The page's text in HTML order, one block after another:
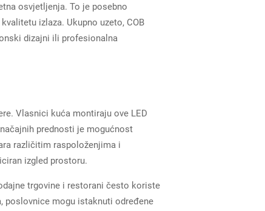
osvjetljenja. To je posebno
izlaza. Ukupno uzeto, COB
dizajni ili profesionalna
Vlasnici kuća montiraju ove LED
prednosti je mogućnost
različitim raspoloženjima i
izgled prostoru.
trgovine i restorani često koriste
poslovnice mogu istaknuti određene